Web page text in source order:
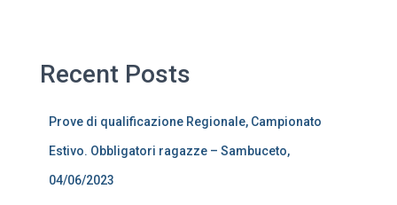
Recent Posts
Prove di qualificazione Regionale, Campionato
Estivo. Obbligatori ragazze – Sambuceto,
04/06/2023